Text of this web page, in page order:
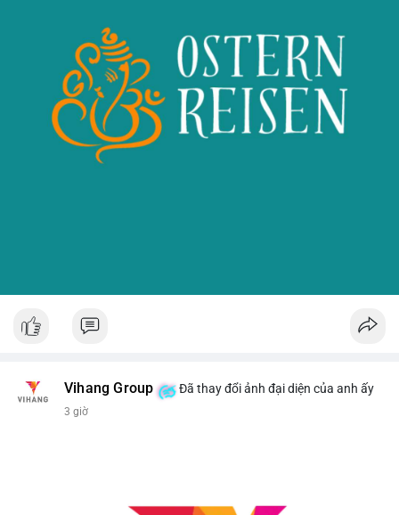
Vihang Group Đã thay đổi ảnh đại diện của anh ấy
3 giờ